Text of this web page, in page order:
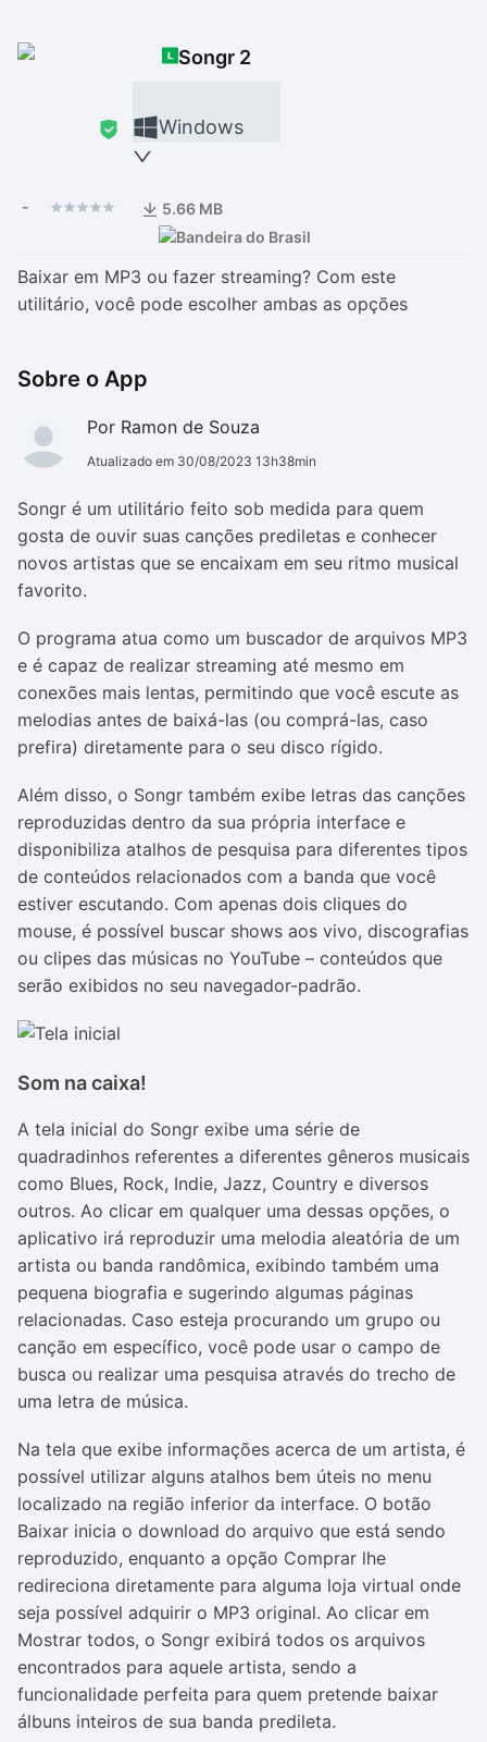
Songr 2
Windows
- 5.66 MB
Baixar em MP3 ou fazer streaming? Com este
utilitário, você pode escolher ambas as opções
Sobre o App
Por Ramon de Souza
Atualizado em 30/08/2023 13h38min
Songr é um utilitário feito sob medida para quem
gosta de ouvir suas canções prediletas e conhecer
novos artistas que se encaixam em seu ritmo musical
favorito.
O programa atua como um buscador de arquivos MP3
e é capaz de realizar streaming até mesmo em
conexões mais lentas, permitindo que você escute as
melodias antes de baixá-las (ou comprá-las, caso
prefira) diretamente para o seu disco rígido.
Além disso, o Songr também exibe letras das canções
reproduzidas dentro da sua própria interface e
disponibiliza atalhos de pesquisa para diferentes tipos
de conteúdos relacionados com a banda que você
estiver escutando. Com apenas dois cliques do
mouse, é possível buscar shows aos vivo, discografias
ou clipes das músicas no YouTube – conteúdos que
serão exibidos no seu navegador-padrão.
Som na caixa!
A tela inicial do Songr exibe uma série de
quadradinhos referentes a diferentes gêneros musicais
como Blues, Rock, Indie, Jazz, Country e diversos
outros. Ao clicar em qualquer uma dessas opções, o
aplicativo irá reproduzir uma melodia aleatória de um
artista ou banda randômica, exibindo também uma
pequena biografia e sugerindo algumas páginas
relacionadas. Caso esteja procurando um grupo ou
canção em específico, você pode usar o campo de
busca ou realizar uma pesquisa através do trecho de
uma letra de música.
Na tela que exibe informações acerca de um artista, é
possível utilizar alguns atalhos bem úteis no menu
localizado na região inferior da interface. O botão
Baixar inicia o download do arquivo que está sendo
reproduzido, enquanto a opção Comprar lhe
redireciona diretamente para alguma loja virtual onde
seja possível adquirir o MP3 original. Ao clicar em
Mostrar todos, o Songr exibirá todos os arquivos
encontrados para aquele artista, sendo a
funcionalidade perfeita para quem pretende baixar
álbuns inteiros de sua banda predileta.